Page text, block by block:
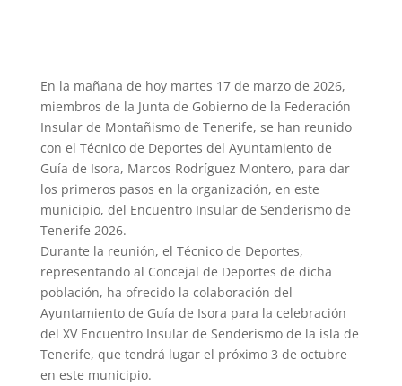
En la mañana de hoy martes 17 de marzo de 2026,
miembros de la Junta de Gobierno de la Federación
Insular de Montañismo de Tenerife, se han reunido
con el Técnico de Deportes del Ayuntamiento de
Guía de Isora, Marcos Rodríguez Montero, para dar
los primeros pasos en la organización, en este
municipio, del Encuentro Insular de Senderismo de
Tenerife 2026.
Durante la reunión, el Técnico de Deportes,
representando al Concejal de Deportes de dicha
población, ha ofrecido la colaboración del
Ayuntamiento de Guía de Isora para la celebración
del XV Encuentro Insular de Senderismo de la isla de
Tenerife, que tendrá lugar el próximo 3 de octubre
en este municipio.